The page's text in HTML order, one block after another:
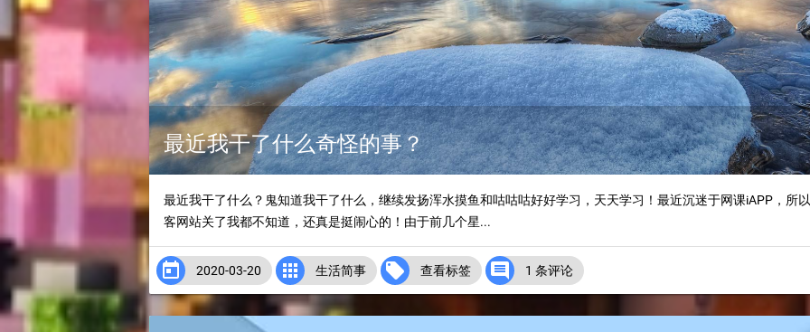
最近我干了什么奇怪的事？
最近我干了什么？鬼知道我干了什么，继续发扬浑水摸鱼和咕咕咕好好学习，天天学习！最近沉迷于网课iAPP，所
客网站关了我都不知道，还真是挺闹心的！由于前几个星...
 2020-03-20  生活简事  查看标签  1 条评论